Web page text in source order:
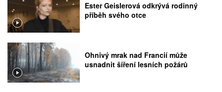
Ester Geislerová odkrývá rodinný
příběh svého otce
Ohnivý mrak nad Francií může
usnadnit šíření lesních požárů